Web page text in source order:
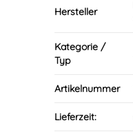
Hersteller
Kategorie /
Typ
Artikelnummer
Lieferzeit: